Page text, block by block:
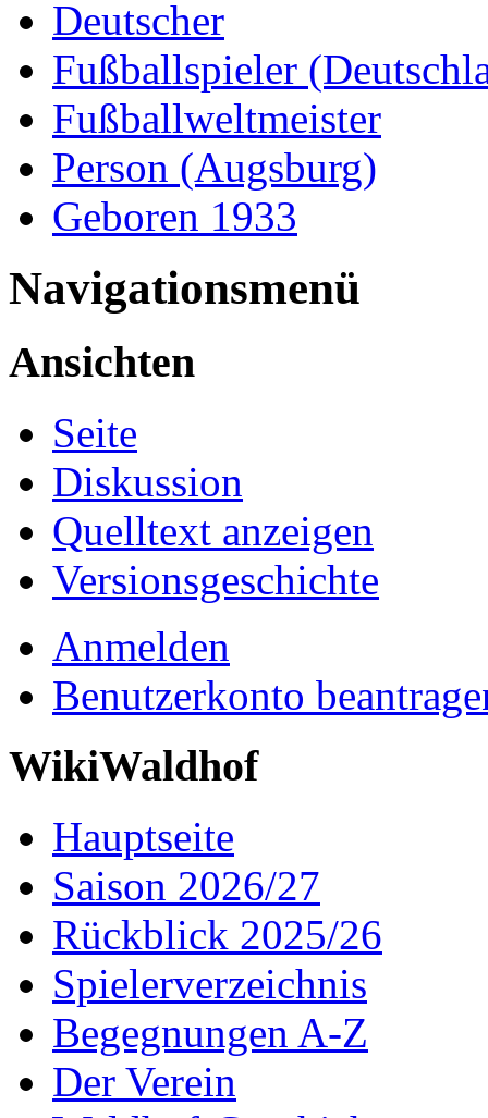
Deutscher
Fußballspieler
Fußballweltmeister
Person (Augsburg)
Geboren 1933
Navigationsmenü
Ansichten
Seite
Diskussion
Quelltext anzeigen
Versionsgeschichte
Anmelden
Benutzerkonto
WikiWaldhof
Hauptseite
Saison 2026/27
Rückblick 2025/26
Spielerverzeichnis
Begegnungen A-Z
Der Verein